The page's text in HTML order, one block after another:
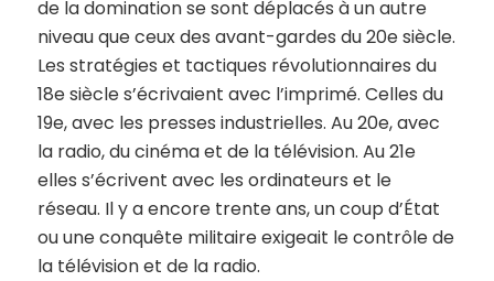
de la domination se sont déplacés à un autre
niveau que ceux des avant-gardes du 20e siècle.
Les stratégies et tactiques révolutionnaires du
18e siècle s’écrivaient avec l’imprimé. Celles du
19e, avec les presses industrielles. Au 20e, avec
la radio, du cinéma et de la télévision. Au 21e
elles s’écrivent avec les ordinateurs et le
réseau. Il y a encore trente ans, un coup d’État
ou une conquête militaire exigeait le contrôle de
la télévision et de la radio.